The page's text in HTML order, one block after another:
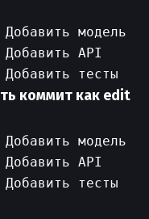
модель
API
коммит как edit
модель
API